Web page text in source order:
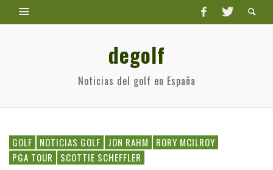
degolf
Noticias del golf en España
GOLF NOTICIAS GOLF JON RAHM
RORY MCILROY
PGA TOUR
SCOTTIE SCHEFFLER